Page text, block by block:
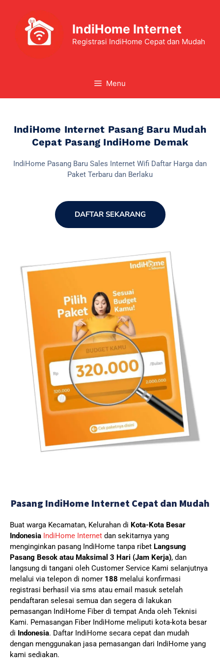
IndiHome Internet
Registrasi IndiHome Cepat dan Mudah
Menu
IndiHome Internet Pasang Baru Mudah
Cepat Pasang IndiHome Demak
IndiHome Pasang Baru Sales Internet Wifi Daftar Harga dan
Paket Terbaru dan Berlaku
DAFTAR SEKARANG
Pasang IndiHome Internet Cepat dan Mudah
Buat warga Kecamatan, Kelurahan di Kota-Kota Besar
Indonesia IndiHome Internet dan sekitarnya yang
menginginkan pasang IndiHome tanpa ribet Langsung
Pasang Besok atau Maksimal 3 Hari (Jam Kerja), dan
langsung di tangani oleh Customer Service Kami selanjutnya
melalui via telepon di nomer 188 melalui konfirmasi
registrasi berhasil via sms atau email masuk setelah
pendaftaran selesai semua dan segera di lakukan
pemasangan IndiHome Fiber di tempat Anda oleh Teknisi
Kami. Pemasangan Fiber IndiHome meliputi kota-kota besar
di Indonesia. Daftar IndiHome secara cepat dan mudah
dengan menggunakan jasa pemasangan dari IndiHome yang
kami sediakan.